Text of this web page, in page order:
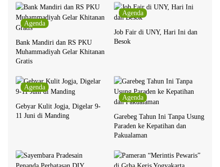
Agenda
Bank Mandiri dan RS PKU
Muhammadiyah Gelar Khitanan
Gratis
Agenda
Job Fair di UNY, Hari Ini dan
Besok
Agenda
Gebyar Kulit Jogja, Digelar 9-
11 Juni di Manding
Agenda
Garebeg Tahun Ini Tanpa Usung
Paraden ke Kepatihan dan
Pakualaman